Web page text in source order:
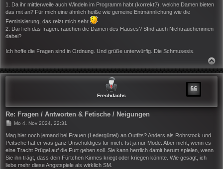
1. Da ihr mittlerweile auch Windeln im Programm habt (korrekt?), welche Damen bieten
das mit an? Für mich eine ähnlich heiße wie gemeine Entmännlichung wie die
Feminisierung, das reizt mich sehr
2. Darf ich das fragen: rauchen die Damen des Hauses? SInd auch Nichtraucherinnen
dabei?
Ich hoffe die Fragen sind in Ordnung. Und grüße unterwürfig. Die Schmusesis.
C
Frechdachs
Re: Fragen / Antworten & Fetische / Neigungen
B
i
t
r
a
g
Mo 4. Nov 2024, 22:31
Mag hier noch jemand bei Frauen (Ledergürtel) an Outfits? Anders als Rohrstock und
Peitsche hat er was ganz Unschuldiges für mich. Ist ja nur Mode. Aber nicht, wenn es
eine Tracht Prügel auf die Furt geben soll. Sie kann herrlich damit herum spielen, wenn
Sie ihn trägt, dass dein Fürtchen Kirmes kriegt oder kriegen könnte. Wie gesagt, ich
liebe mehr diese Angstspiele als wirklich SM.